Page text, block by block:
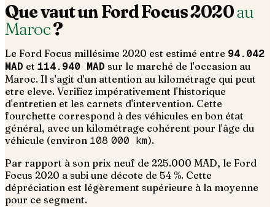
Que vaut unFordFocus2020au
Maroc?
Le Ford Focus millésime 2020 est estimé entre 94.042
MAD et 114.940 MAD sur le marché de l'occasion au
Maroc. Il s'agit d'un attention au kilométrage qui peut
etre eleve. Verifiez impérativement l'historique
d'entretien et les carnets d'intervention. Cette
fourchette correspond à des véhicules en bon état
général, avec un kilométrage cohérent pour l'âge du
véhicule (environ 108 000 km).
Par rapport à son prix neuf de 225.000 MAD, le Ford
Focus 2020 a subi une décote de 54 %. Cette
dépréciation est légèrement supérieure à la moyenne
pour ce segment.